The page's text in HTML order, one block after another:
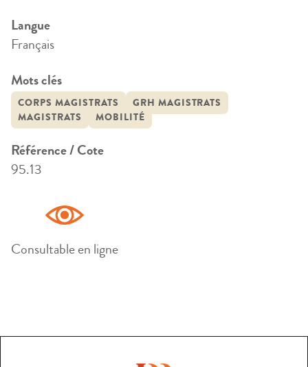
Langue
Français
Mots clés
CORPS MAGISTRATS
GRH MAGISTRATS
MAGISTRATS
MOBILITÉ
Référence / Cote
95.13
Consultable en ligne